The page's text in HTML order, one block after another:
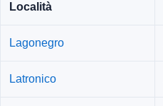
Località
Lagonegro
Latronico